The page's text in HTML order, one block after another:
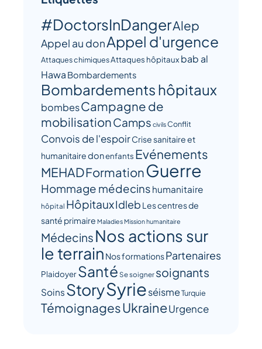
#DoctorsInDangerAlep
Appel au donAppel d'urgence
Attaques chimiquesAttaques hôpitaux bab al
Hawa Bombardements
Bombardements hôpitaux
bombesCampagne de
mobilisationCamps civilsConflit
Convois de l'espoirCrise sanitaire et
humanitairedonenfants Evénements
MEHADFormationGuerre
Hommage médecins humanitaire
hôpital HôpitauxIdleb Les centres de
santé primaire Maladies Mission humanitaire
Médecins Nos actions sur
le terrain Nos formationsPartenaires
PlaidoyerSanté Se soigner soignants
Soins StorySyrieséismeTurquie
TémoignagesUkraineUrgence